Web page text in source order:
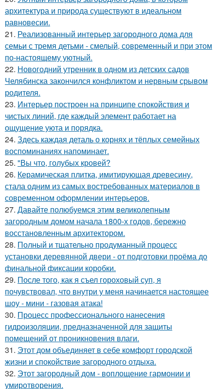
архитектура и природа существуют в идеальном
равновесии.
21. Реализованный интерьер загородного дома для
семьи с тремя детьми - смелый, современный и при этом
по-настоящему уютный.
22. Новогодний утренник в одном из детских садов
Челябинска закончился конфликтом и нервным срывом
родителя.
23. Интерьер построен на принципе спокойствия и
чистых линий, где каждый элемент работает на
ощущение уюта и порядка.
24. Здесь каждая деталь о корнях и тёплых семейных
воспоминаниях напоминает.
25. "Вы что, голубых кровей?
26. Керамическая плитка, имитирующая древесину,
стала одним из самых востребованных материалов в
современном оформлении интерьеров.
27. Давайте полюбуемся этим великолепным
загородным домом начала 1800-х годов, бережно
восстановленным архитектором.
28. Полный и тщательно продуманный процесс
установки деревянной двери - от подготовки проёма до
финальной фиксации коробки.
29. После того, как я съел гороховый суп, я
почувствовал, что внутри у меня начинается настоящее
шоу - мини - газовая атака!
30. Процесс профессионального нанесения
гидроизоляции, предназначенной для защиты
помещений от проникновения влаги.
31. Этот дом объединяет в себе комфорт городской
жизни и спокойствие загородного отдыха.
32. Этот загородный дом - воплощение гармонии и
умиротворения.